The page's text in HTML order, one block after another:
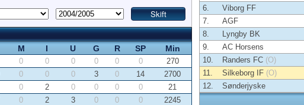
M I U G R SP Min
0 0 0 0 0 0
270
0 0 0 3 0 14
2700
0 2 0 0 0 0
21
0 2 3 0 0 0
2245
6.
Viborg FF
7.
AGF
8.
Lyngby BK
9.
AC Horsens
10.
Randers FC (O)
11.
Silkeborg IF (O)
12.
Sønderjyske